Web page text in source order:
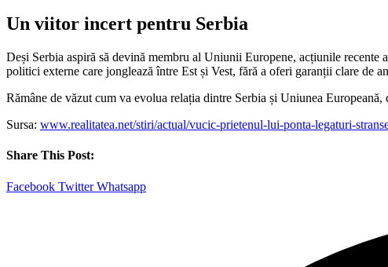
Un viitor incert pentru Serbia
Deși Serbia aspiră să devină membru al Uniunii Europene, acțiunile
politici externe care jonglează între Est și Vest, fără a oferi garanții clare de
Rămâne de văzut cum va evolua relația dintre Serbia și Uniunea
Sursa: www.realitatea.net/stiri/actual/vucic-prietenul-lui-ponta-legaturi-
Share This Post:
Facebook Twitter Whatsapp